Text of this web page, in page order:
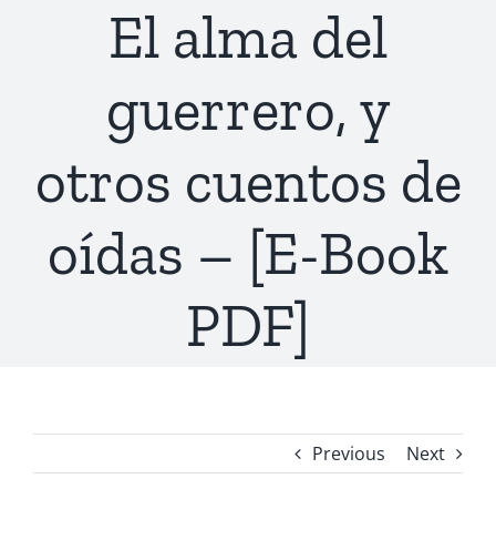
El alma del
guerrero, y
otros cuentos de
oídas – [E-Book
PDF]
Previous Next